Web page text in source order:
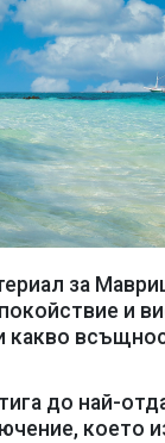
за
и
какво
до най-
което